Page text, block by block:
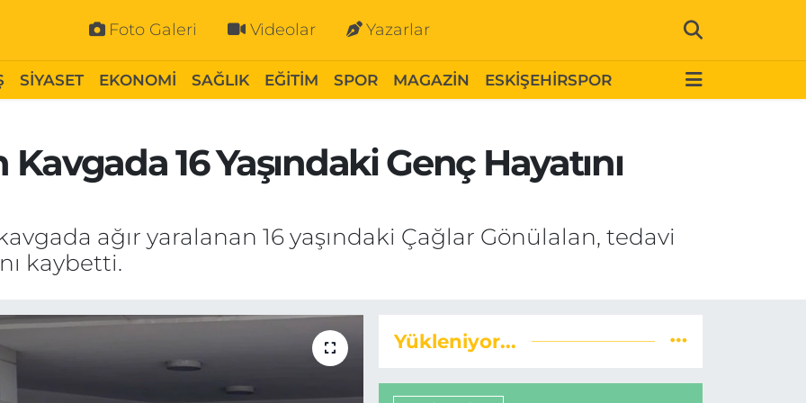
Foto Galeri Videolar Yazarlar
SİYASET EKONOMİ SAĞLIK EĞİTİM SPOR MAGAZİN ESKİŞEHİRSPOR
16 Yaşındaki Genç Hayatını
ağır yaralanan 16 yaşındaki Çağlar Gönülalan, tedavi
kaybetti.
Yükleniyor...